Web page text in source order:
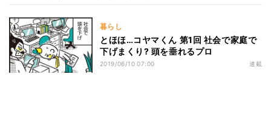
暮らし
とほほ…コヤマくん 第1回 社会で家庭で
下げまくり? 頭を垂れるプロ
2019/06/10 07:00 連載